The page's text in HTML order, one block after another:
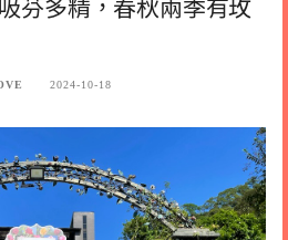
芬多精，春秋兩季有玫
2024-10-18